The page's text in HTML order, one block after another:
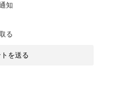
知
る